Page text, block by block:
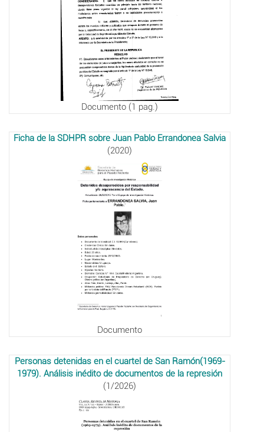
Documento (1 pag.)
Ficha de la SDHPR sobre Juan Pablo Errandonea Salvia
(2020)
Documento
Personas detenidas en el cuartel de San Ramón(1969-
1979). Análisis inédito de documentos de la represión
(1/2026)